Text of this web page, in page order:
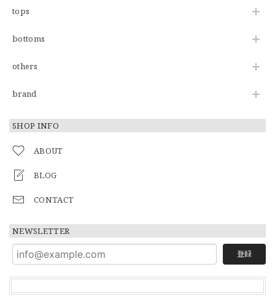
tops
bottoms
others
brand
SHOP INFO
ABOUT
BLOG
CONTACT
NEWSLETTER
登録